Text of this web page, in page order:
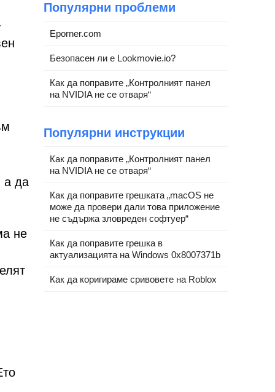
а да
не
Популярни проблеми
Eporner.com
Безопасен ли е Lookmovie.io?
Как да поправите „Контролният панел
на NVIDIA не се отваря“
Популярни инструкции
Как да поправите „Контролният панел
на NVIDIA не се отваря“
Как да поправите грешката „macOS не
може да провери дали това приложение
не съдържа зловреден софтуер“
Как да поправите грешка в
актуализацията на Windows 0x8007371b
Как да коригираме сривовете на Roblox